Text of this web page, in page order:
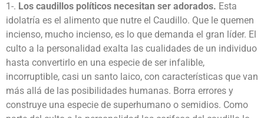
1-. Los caudillos políticos necesitan ser adorados. Esta
idolatría es el alimento que nutre el Caudillo. Que le quemen
incienso, mucho incienso, es lo que demanda el gran líder. El
culto a la personalidad exalta las cualidades de un individuo
hasta convertirlo en una especie de ser infalible,
incorruptible, casi un santo laico, con características que van
más allá de las posibilidades humanas. Borra errores y
construye una especie de superhumano o semidios. Como